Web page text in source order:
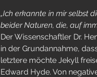
„Ich erkannte in mir selbst
beider Naturen, die, auf
Der Wissenschaftler Dr.
in der Grundannahme,
letztere möchte Jekyll
Edward Hyde. Von